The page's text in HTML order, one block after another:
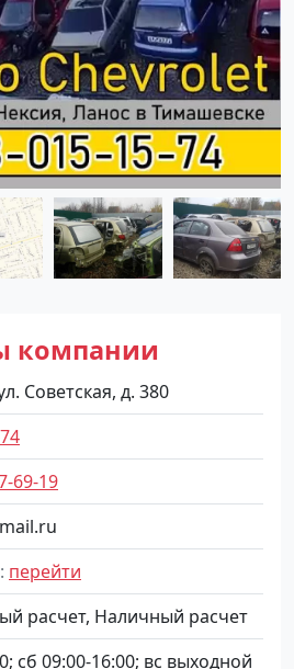
компании
Советская, д. 380
69-19
перейти
расчет, Наличный расчет
сб 09:00-16:00; вс выходной